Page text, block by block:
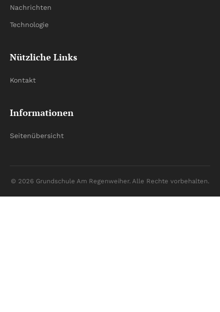
Nachrichten
Technologie
Nützliche Links
Kontakt
Informationen
Seitenübersicht
© 2026 Grundschule Am Regenweiher. Alle Rechte vorbehalten.